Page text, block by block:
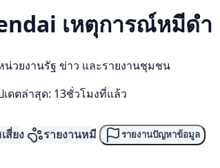
เหตุการณ์หมีดำ
วยงานรัฐ ข่าว และรายงานชุมชน
เดตล่าสุด: 13ชั่วโมงที่แล้ว
สี่ยง รายงานหมี รายงานปัญหาข้อมูล